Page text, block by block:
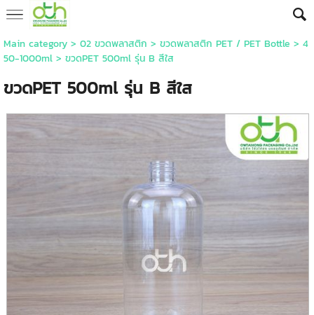
Main category> 02 ขวดพลาสติก > ขวดพลาสติก PET / PET Bottle > 4
50-1000ml> ขวดPET 500ml รุ่น B สีใส
ขวดPET 500ml รุ่น B สีใส